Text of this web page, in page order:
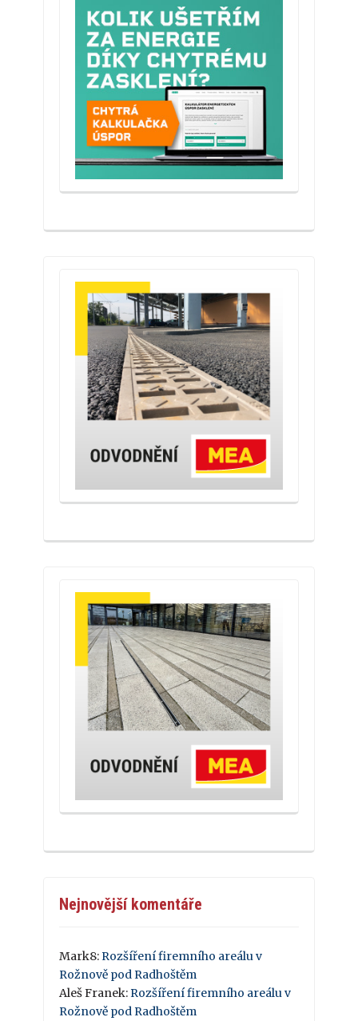
Nejnovější komentáře
Mark8: Rozšíření firemního areálu v
Rožnově pod Radhoštěm
Aleš Franek: Rozšíření firemního areálu v
Rožnově pod Radhoštěm